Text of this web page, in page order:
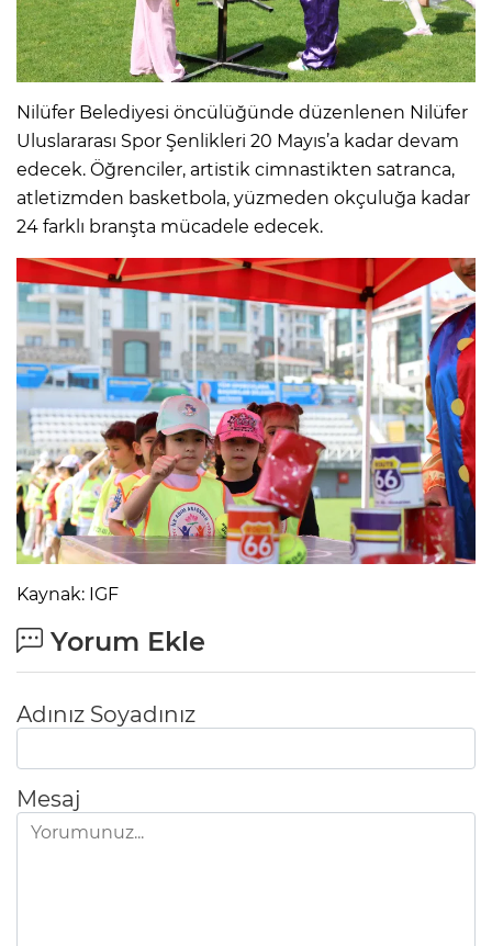
Nilüfer Belediyesi öncülüğünde düzenlenen Nilüfer
Uluslararası Spor Şenlikleri 20 Mayıs’a kadar devam
edecek. Öğrenciler, artistik cimnastikten satranca,
atletizmden basketbola, yüzmeden okçuluğa kadar
24 farklı branşta mücadele edecek.
Kaynak: IGF
Yorum Ekle
Adınız Soyadınız
Mesaj